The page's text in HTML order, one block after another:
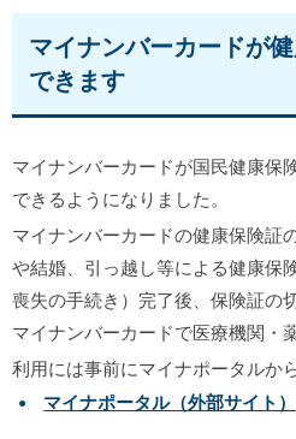
マイナンバーカードが
できます
マイナンバーカードが国民健康保
できるようになりました。
マイナンバーカードの健康保険証
や結婚、引っ越し等による健康保
喪失の手続き）完了後、保険証の
マイナンバーカードで医療機関・
利用には事前にマイナポータルか
マイナポータル（外部サイト）